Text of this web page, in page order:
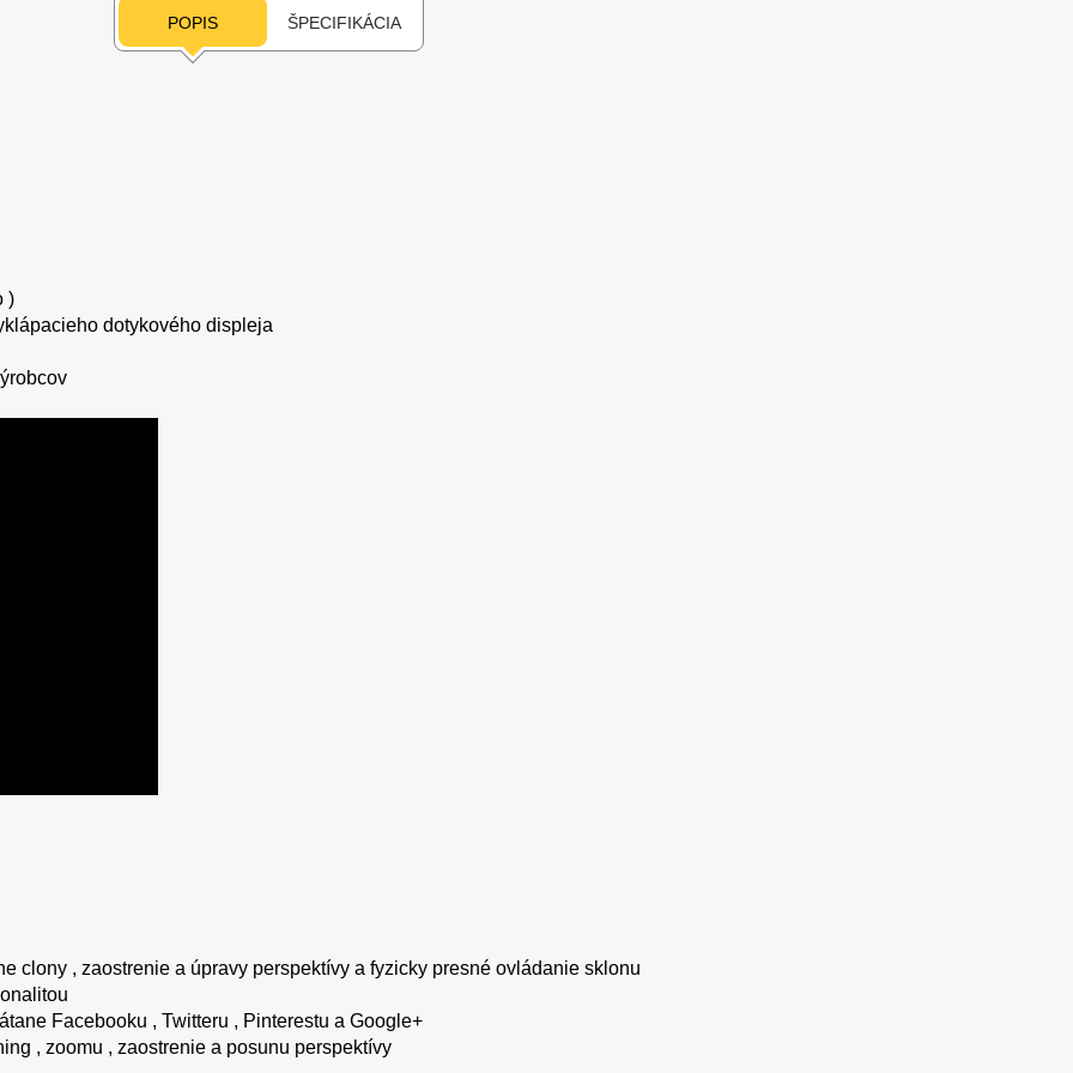
POPIS ŠPECIFIKÁCIA
)
dotykového displeja
clony , zaostrenie a úpravy perspektívy a fyzicky presné ovládanie sklonu
Facebooku , Twitteru , Pinterestu a Google+
, zoomu , zaostrenie a posunu perspektívy